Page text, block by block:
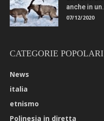
anche in
07/12/2020
CATEGORIE POPOLARI
News
italia
etnismo
Polinesia in diretta